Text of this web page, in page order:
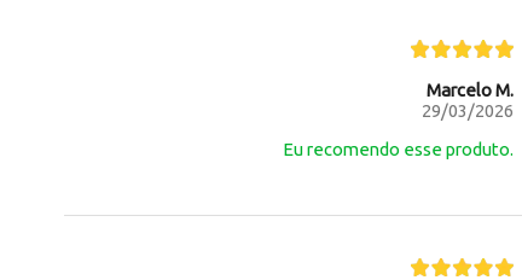
Marcelo M.
29/03/2026
Eu recomendo esse produto.